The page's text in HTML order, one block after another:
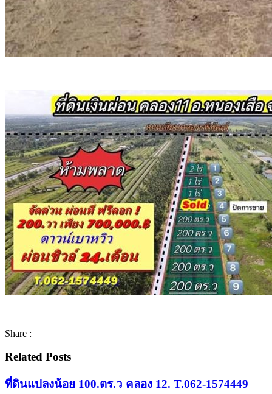
Share :
Related Posts
ที่ดินแปลงน้อย 100.ตร.ว คลอง 12. T.062-1574449